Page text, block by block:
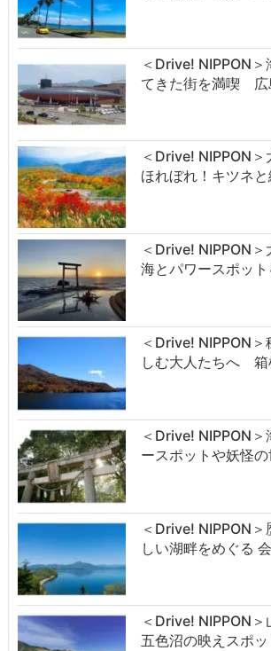
＜Drive! NIPPON
てきた街を満喫 広
＜Drive! NIPPON
ほれぼれ！キツネ
＜Drive! NIPPON＞
海とパワースポッ
＜Drive! NIPPON
しむ大人たちへ
＜Drive! NIPPON
ースポットや妖怪
＜Drive! NIPPON
しい湖畔をめぐる
＜Drive! NIPPON
五色沼の映えスポ